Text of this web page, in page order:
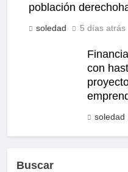
población
soledad 5 días atrás
con
soledad
Buscar